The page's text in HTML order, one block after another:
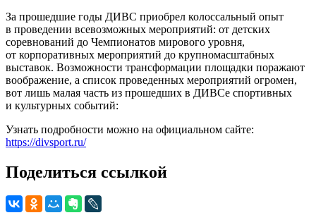
За прошедшие годы ДИВС приобрел колоссальный опыт
в проведении всевозможных мероприятий: от детских
соревнований до Чемпионатов мирового уровня,
от корпоративных мероприятий до крупномасштабных
выставок. Возможности трансформации площадки поражают
воображение, а список проведенных мероприятий огромен,
вот лишь малая часть из прошедших в ДИВСе спортивных
и культурных событий:
Узнать подробности можно на официальном сайте:
https://divsport.ru/
Поделиться ссылкой